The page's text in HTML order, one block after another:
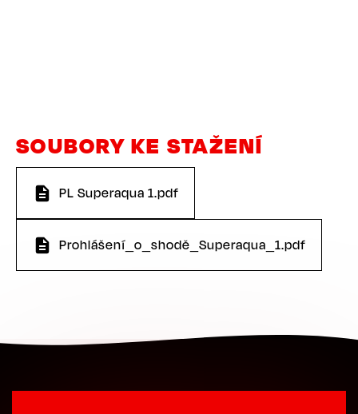
SOUBORY KE STAŽENÍ
PL Superaqua 1.pdf
Prohlášení_o_shodě_Superaqua_1.pdf